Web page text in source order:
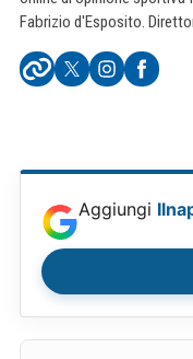
Fabrizio d'Esposito.
Aggiungi